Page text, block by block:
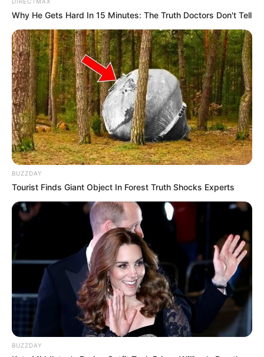
seu espaço.
Gostou da dica acima? Temos várias outras
diariamente aqui no site, continue nos
acompanhando. Até mais!
Crédito das fotos:
http://s30893898787.mirtesen.ru/blog/43088912686/
tsvetochnogo-gorshka-semenami
DIRECTMAX
Why He Gets Hard In 15 Minutes: The Truth Doctors Don't Tell
BUZZDAY
Tourist Finds Giant Object In Forest Truth Shocks Experts
BUZZDAY